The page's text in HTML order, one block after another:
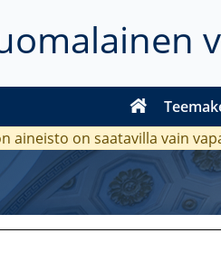
aineisto on saatavilla vain